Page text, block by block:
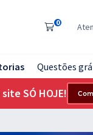
0
Questões
SÓ HOJE!